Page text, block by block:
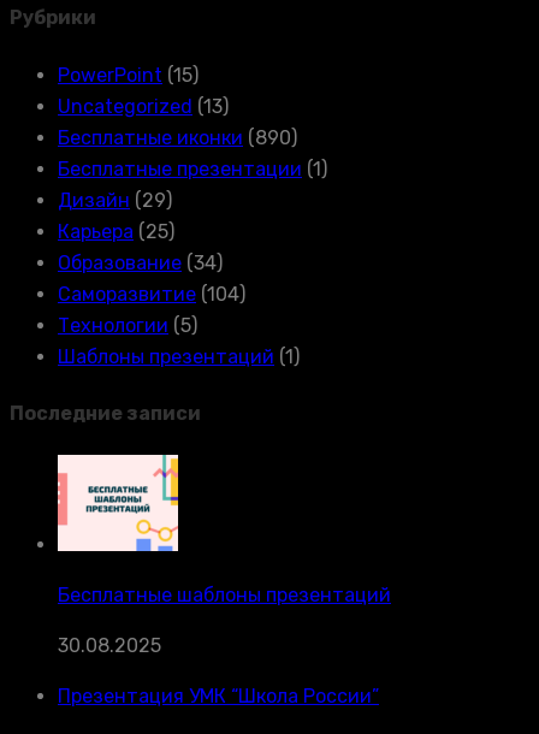
Рубрики
PowerPoint (15)
Uncategorized (13)
Бесплатные иконки (890)
Бесплатные презентации (1)
Дизайн (29)
Карьера (25)
Образование (34)
Саморазвитие (104)
Технологии (5)
Шаблоны презентаций (1)
Последние записи
Бесплатные шаблоны презентаций
30.08.2025
Презентация УМК “Школа России”